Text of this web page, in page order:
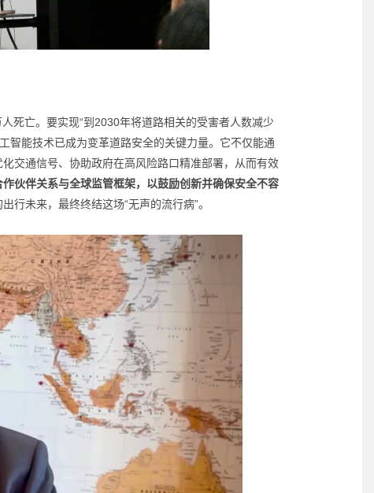
死亡。要实现“到2030年将道路相关的受害者人数减少
智能技术已成为变革道路安全的关键力量。它不仅能通
交通信号、协助政府在高风险路口精准部署，从而有效
伙伴关系与全球监管框架，以鼓励创新并确保安全不容
未来，最终终结这场“无声的流行病”。